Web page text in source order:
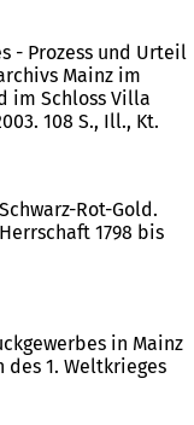
- Prozess und Urteil
Mainz im
im Schloss Villa
108 S., Ill., Kt.
Rot-Gold.
1798 bis
in Mainz
des 1. Weltkrieges